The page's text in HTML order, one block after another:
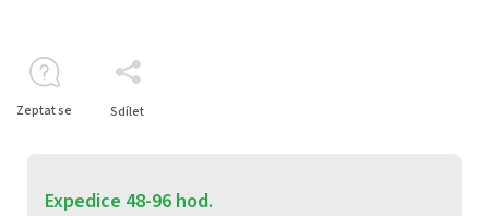
Expedice 48-96 hod.
Zeptat se Sdílet